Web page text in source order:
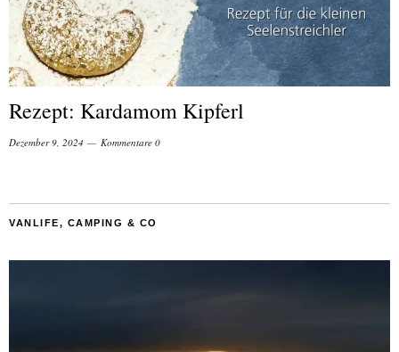
Rezept: Kardamom Kipferl
Dezember 9, 2024 Kommentare 0
VANLIFE, CAMPING & CO